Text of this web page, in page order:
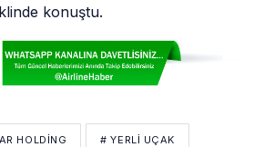
konuştu.
HOLDING # YERLI UÇAK